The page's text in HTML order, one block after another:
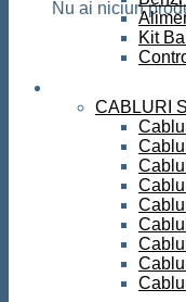
Nu ai niciun
Kit
CABLURI